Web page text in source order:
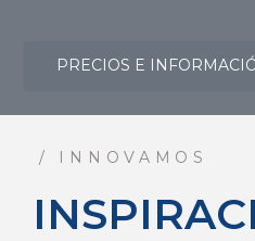
PRECIOS E
/ INNOVAMOS